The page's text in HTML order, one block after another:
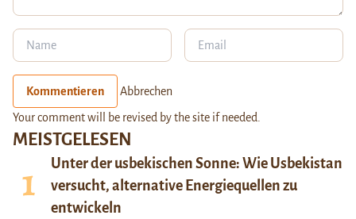
MEISTGELESEN
Unter der usbekischen Sonne: Wie Usbekistan
versucht, alternative Energiequellen zu
entwickeln
Kommentieren Abbrechen
Your comment will be revised by the site if needed.